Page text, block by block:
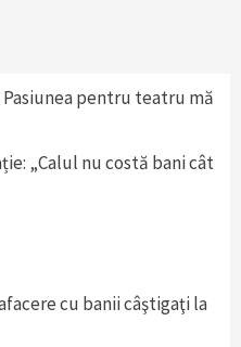
pentru teatru mă
„Calul nu costă bani cât
cu banii câştigaţi la